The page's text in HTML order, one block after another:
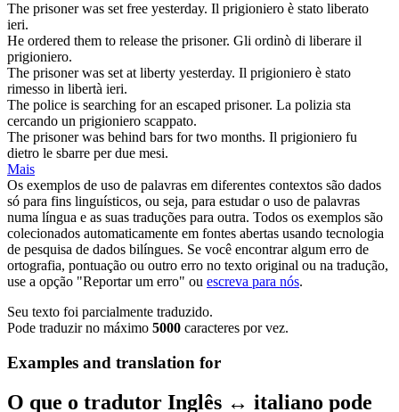
The prisonerwas set free yesterday. Il prigioniero è stato liberato
ieri.
He ordered them to release the prisoner. Gli ordinò di liberare il
prigioniero.
The prisonerwas set at liberty yesterday. Il prigioniero è stato
rimesso in libertà ieri.
The police is searching for an escaped prisoner. La polizia sta
cercando un prigioniero scappato.
The prisonerwas behind bars for two months. Il prigioniero fu
dietro le sbarre per due mesi.
Mais
Os exemplos de uso de palavras em diferentes contextos são dados
só para fins linguísticos, ou seja, para estudar o uso de palavras
numa língua e as suas traduções para outra. Todos os exemplos são
colecionados automaticamente em fontes abertas usando tecnologia
de pesquisa de dados bilíngues. Se você encontrar algum erro de
ortografia, pontuação ou outro erro no texto original ou na tradução,
use a opção "Reportar um erro" ou escreva para nós.
Seu texto foi parcialmente traduzido.
Pode traduzir no máximo 5000 caracteres por vez.
Examples and translation for
O que o tradutor Inglês ↔ italiano pode